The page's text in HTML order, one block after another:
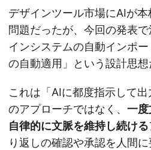
デザインツール市場にAIが
問題だったが、今回の発表
インシステムの自動インポ
の自動適用」という設計思想
これは「AIに都度指示して
のアプローチではなく、 一度
自律的に文脈を維持し続ける
り返しの確認や承認を人間